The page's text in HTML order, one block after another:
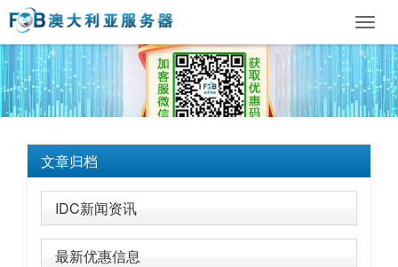
文章归档
IDC新闻资讯
最新优惠信息